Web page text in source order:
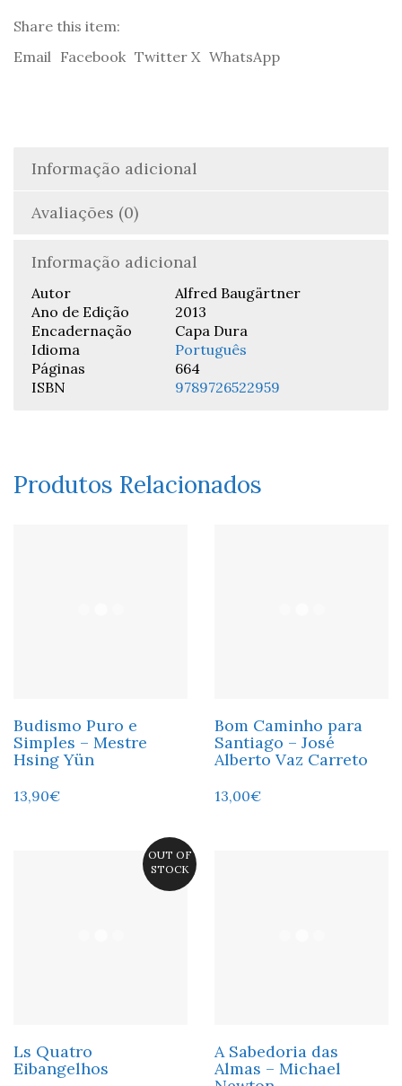
Bíblico
Alfred
Share this item:
Email Facebook Twitter X WhatsApp
Informação adicional
Avaliações (0)
Informação adicional
Autor
Alfred Baugärtner
Ano de Edição
2013
Encadernação
Capa Dura
Idioma
Português
Páginas
664
ISBN
9789726522959
Produtos Relacionados
Budismo Puro e
Simples – Mestre
Hsing Yün
13,90€
Bom Caminho para
Santiago – José
Alberto Vaz Carreto
13,00€
OUT OF
STOCK
Ls Quatro
Eibangelhos
A Sabedoria das
Almas – Michael